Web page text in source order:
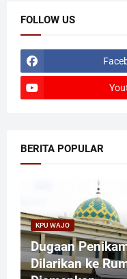
FOLLOW US
BERITA POPULAR
KPU WAJO
Dugaan
Dilarikan ke